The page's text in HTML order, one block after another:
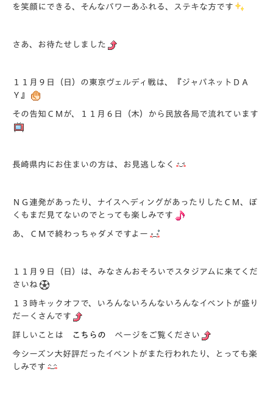
を笑顔にできる、そんなパワーあふれる、ステキな方です
さあ、お待たせしました
１１月９日（日）の東京ヴェルディ戦は、『ジャパネットＤＡ
Ｙ』
その告知ＣＭが、１１月６日（木）から民放各局で流れています
長崎県内にお住まいの方は、お見逃しなく
ＮＧ連発があったり、ナイスヘディングがあったりしたＣＭ、ぼ
くもまだ見てないのでとっても楽しみです
あ、ＣＭで終わっちゃダメですよー
１１月９日（日）は、みなさんおそろいでスタジアムに来てくだ
さいね
１３時キックオフで、いろんないろんないろんなイベントが盛り
だーくさんです
詳しいことは こちらの ページをご覧ください
今シーズン大好評だったイベントがまた行われたり、とっても楽
しみです